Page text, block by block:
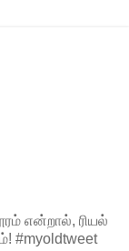
என்றால், ரியல்
#myoldtweet